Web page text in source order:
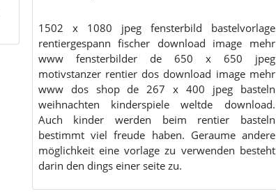
1502 x 1080 jpeg fensterbild bastelvorlage
rentiergespann fischer download image mehr
www fensterbilder de 650 x 650 jpeg
motivstanzer rentier dos download image mehr
www dos shop de 267 x 400 jpeg basteln
weihnachten kinderspiele weltde download.
Auch kinder werden beim rentier basteln
bestimmt viel freude haben. Geraume andere
möglichkeit eine vorlage zu verwenden besteht
darin den dings einer seite zu.